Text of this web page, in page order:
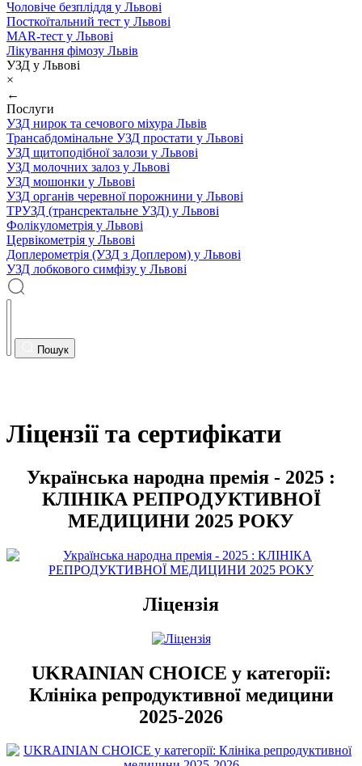
Чоловіче безпліддя у Львові
Посткоїтальний тест у Львові
MAR-тест у Львові
Лікування фімозу Львів
УЗД у Львові
×
←
Послуги
УЗД нирок та сечового міхура Львів
Трансабдомінальне УЗД простати у Львові
УЗД щитоподібної залози у Львові
УЗД молочних залоз у Львові
УЗД мошонки у Львові
УЗД органів черевної порожнини у Львові
ТРУЗД (трансректальне УЗД) у Львові
Фолікулометрія у Львові
Цервікометрія у Львові
Доплерометрія (УЗД з Доплером) у Львові
УЗД лобкового симфізу у Львові
Пошук
Ліцензії та сертифікати
Українська народна премія - 2025 :
КЛІНІКА РЕПРОДУКТИВНОЇ
МЕДИЦИНИ 2025 РОКУ
Ліцензія
UKRAINIAN CHOICE у категорії:
Клініка репродуктивної медицини
2025-2026